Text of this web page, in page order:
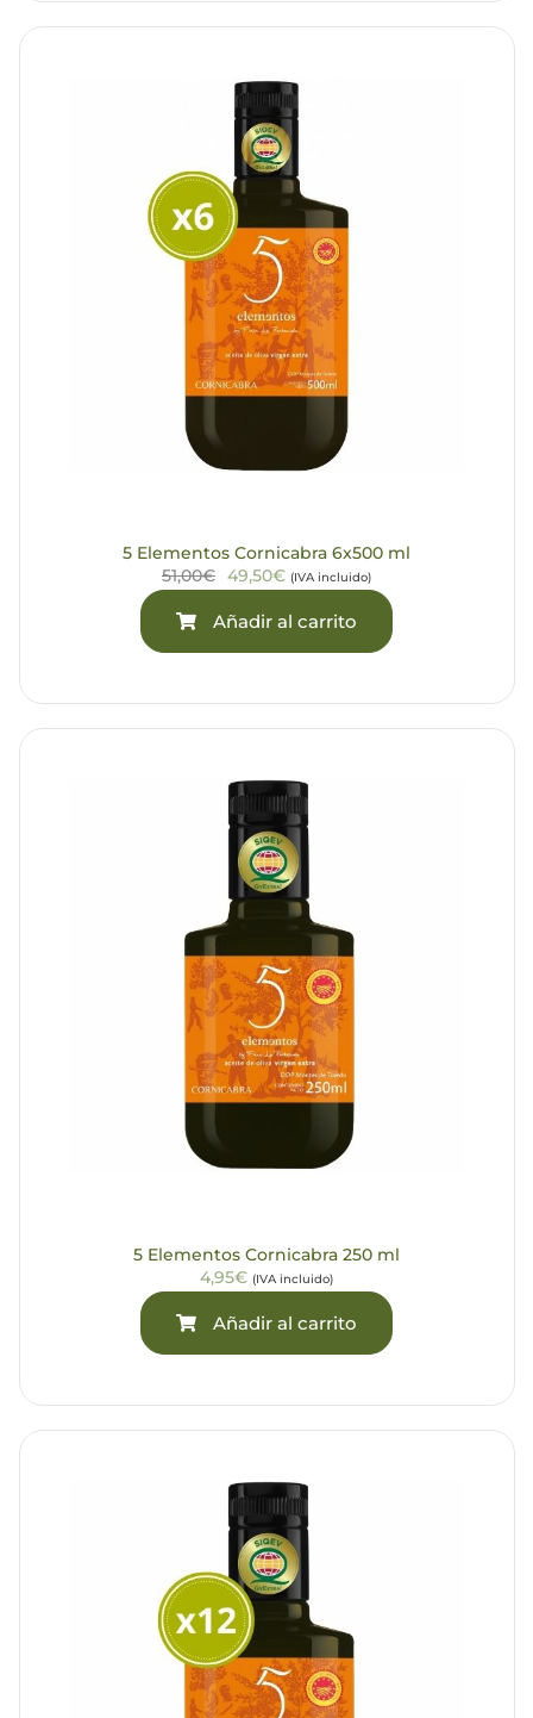
5 Elementos Cornicabra 6x500 ml
51,00€ 49,50€ (IVA incluido)
Añadir al carrito
5 Elementos Cornicabra 250 ml
4,95€ (IVA incluido)
Añadir al carrito